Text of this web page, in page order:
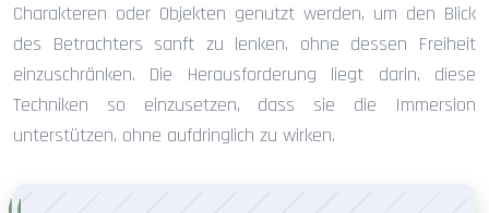
Charakteren oder Objekten genutzt werden, um den Blick
des Betrachters sanft zu lenken, ohne dessen Freiheit
einzuschränken. Die Herausforderung liegt darin, diese
Techniken so einzusetzen, dass sie die Immersion
unterstützen, ohne aufdringlich zu wirken.